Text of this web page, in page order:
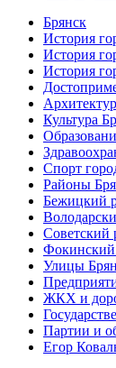
Брянск
История
История
История
Культура
Спорт
Районы
Бежицкий
Советский
Фокинский
Улицы
ЖКХ и
Партии и
Егор